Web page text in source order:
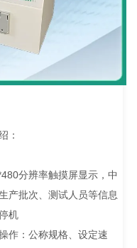
：
分辨率触摸屏显示，中
产批次、测试人员等信息
机
作：公称规格、设定速